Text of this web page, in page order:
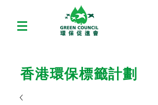
香港環保標籤計劃